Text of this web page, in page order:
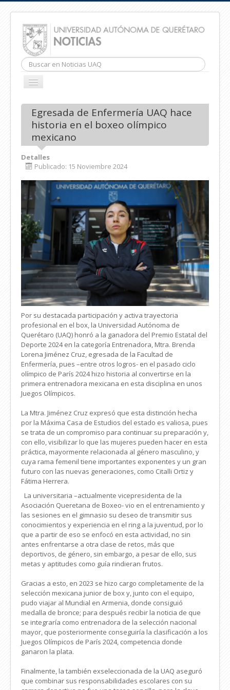
Buscar...
CAMBIAR
Egresada de Enfermería UAQ hace
historia en el boxeo olímpico
mexicano
Detalles
Publicado: 15 Noviembre 2024
Por su destacada participación y activa trayectoria
profesional en el box, la Universidad Autónoma de
Querétaro (UAQ) honró a la ganadora del Premio Estatal del
Deporte 2024 en la categoría Entrenadora, Mtra. Brenda
Lorena Jiménez Cruz, egresada de la Facultad de
Enfermería, pues –entre otros logros- en el pasado ciclo
olímpico de París 2024 hizo historia al convertirse en la
primera entrenadora mexicana en esta disciplina en unos
Juegos Olímpicos.
La Mtra. Jiménez Cruz expresó que esta distinción hecha
por la Máxima Casa de Estudios del estado es valiosa, pues
se trata de un compromiso para continuar su preparación y,
con ello, visibilizar lo que las mujeres pueden hacer en esta
práctica, mayormente relacionada al género masculino, y
cuya rama femenil tiene importantes exponentes y un gran
futuro con las nuevas generaciones, como Citalli Ortiz y
Fátima Herrera.
La universitaria –actualmente vicepresidenta de la
Asociación Queretana de Boxeo- vio en el entrenamiento y
las sesiones en el gimnasio su deseo de transmitir sus
conocimientos y experiencia en el ring a la juventud, por lo
que a partir de eso se enfocó en esta actividad, no sin
antes enfrentarse a otra clase de retos, más que
deportivos, de género, sin embargo, a pesar de ello, sus
metas y aptitudes como guía rindieran frutos.
Gracias a esto, en 2023 se hizo cargo completamente de la
selección mexicana junior de box y, junto con el equipo,
pudo viajar al Mundial en Armenia, donde consiguió
medalla de bronce; para después recibir la noticia de que
se integraría como entrenadora de la selección nacional
mayor, que posteriormente conseguiría la clasificación a los
Juegos Olímpicos de París 2024, competencia donde
ganaron la plata.
Finalmente, la también exseleccionada de la UAQ aseguró
que combinar sus responsabilidades escolares con su